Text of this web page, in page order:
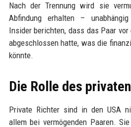
Nach der Trennung wird sie
Abfindung erhalten –
Insider berichten, dass das Paar
abgeschlossen hatte, was die
könnte.
Die Rolle des
Private Richter sind in den USA
allem bei vermögenden Paaren.